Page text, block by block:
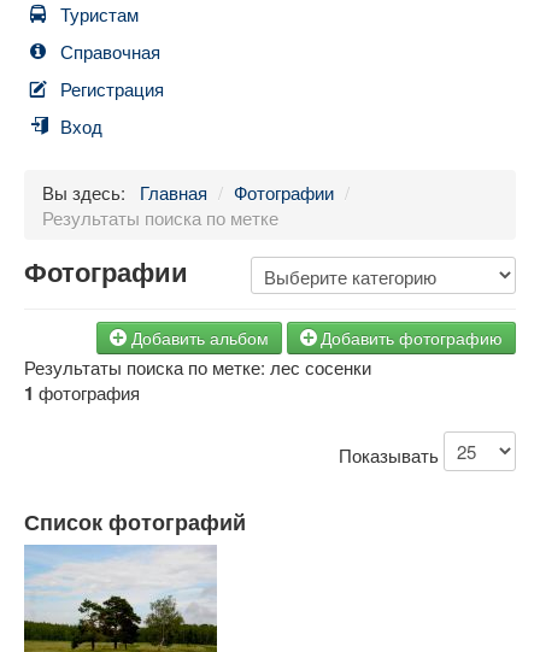
Туристам
Справочная
Регистрация
Вход
Вы здесь: Главная / Фотографии /
Результаты поиска по метке
Фотографии
Добавить альбом Добавить фотографию
Результаты поиска по метке: лес сосенки
1 фотография
Показывать
Список фотографий